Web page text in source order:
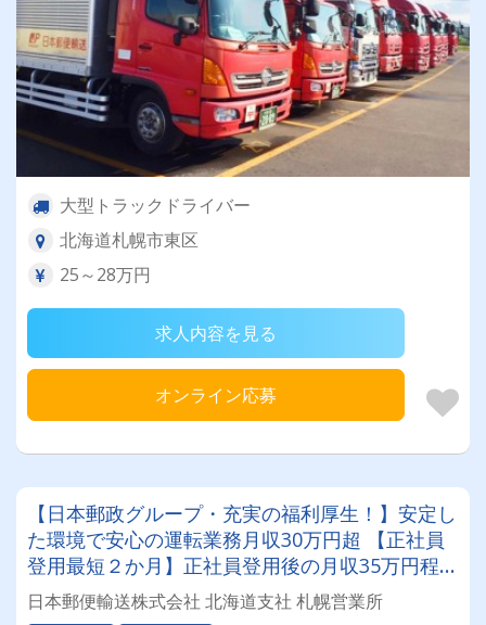
大型トラックドライバー
北海道札幌市東区
25～28万円
求人内容を見る
オンライン応募
【日本郵政グループ・充実の福利厚生！】安定し
た環境で安心の運転業務月収30万円超 【正社員
登用最短２か月】正社員登用後の月収35万円程
度！
日本郵便輸送株式会社 北海道支社 札幌営業所